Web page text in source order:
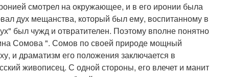
смотрел на окружающее, и в его иронии была
дух мещанства, который был ему, воспитанному в
был чужд и отвратителен. Поэтому вполне понятно
Сомова ". Сомов по своей природе мощный
и драматизм его положения заключается в
живописец. С одной стороны, его влечет и манит